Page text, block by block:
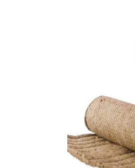
Нерудные материалы
Кровля и
комплектующие